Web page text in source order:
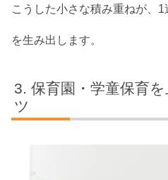
こうした小さな積み重ねが、
を生み出します。
保育園・学童保育
ツ